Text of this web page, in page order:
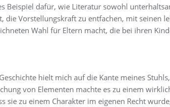
Beispiel dafür, wie Literatur sowohl
die Vorstellungskraft zu entfachen, mit seinen
Wahl für Eltern macht, die bei ihren
hielt mich auf die Kante meines
von Elementen machte es zu einem
sie zu einem Charakter im eigenen Recht